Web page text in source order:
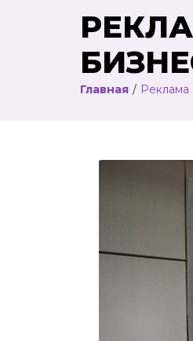
Главная / Реклама